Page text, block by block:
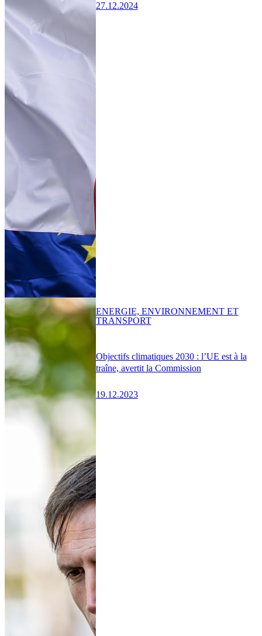
27.12.2024
Objectifs climatiques 2030 : l’UE est à la
traîne, avertit la Commission
19.12.2023
ENERGIE, ENVIRONNEMENT ET
TRANSPORT